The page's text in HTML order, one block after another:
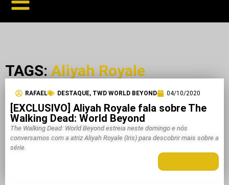
TAGS: Aliyah Royale
RAFAEL DESTAQUE, TWD WORLD BEYOND 04/10/2020
[EXCLUSIVO] Aliyah Royale fala sobre The
Walking Dead: World Beyond
The Walking Dead: World Beyond estreia neste domingo e nós
conversamos com a atriz Aliyah Royale (Iris) para descobrir mais sobre a
série.